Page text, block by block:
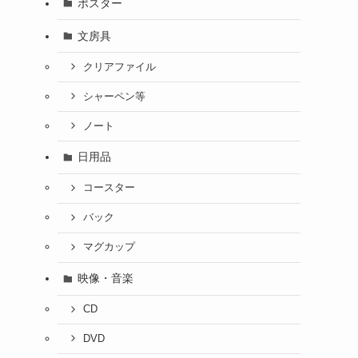
ポスター
文房具
クリアファイル
シャーペン等
ノート
日用品
コースター
バック
マグカップ
映像・音楽
CD
DVD